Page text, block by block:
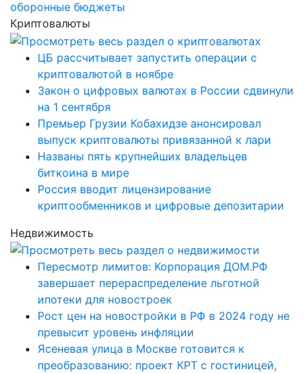
оборонные бюджеты
Криптовалюты
ЦБ рассчитывает запустить операции с
криптовалютой в ноябре
Закон о цифровых валютах в России сдвинули
на 1 сентября
Премьер Грузии Кобахидзе анонсировал
выпуск криптовалюты привязанной к лари
Названы пять крупнейших владельцев
биткоина в мире
Россия вводит лицензирование
криптообменников и цифровые депозитарии
Недвижимость
Пересмотр лимитов: Корпорация ДОМ.РФ
завершает перераспределение льготной
ипотеки для новостроек
Рост цен на новостройки в РФ в 2024 году не
превысит уровень инфляции
Ясеневая улица в Москве готовится к
преобразованию: проект КРТ с гостиницей,